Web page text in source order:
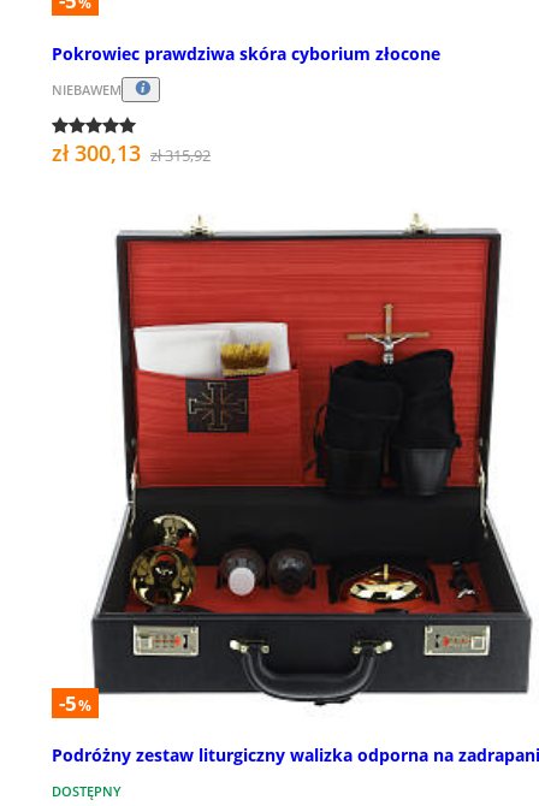
Pokrowiec prawdziwa skóra cyborium złocone
NIEBAWEM
zł 300,13 zł 315,92
-5%
Podróżny zestaw liturgiczny walizka odporna na zadrapani
DOSTĘPNY